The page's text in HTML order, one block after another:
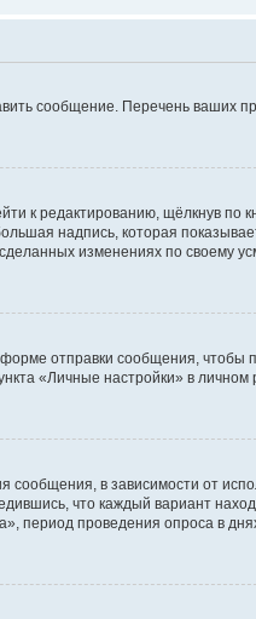
сообщение. Перечень ваших
к редактированию, щёлкнув по
надпись, которая
изменениях по своему
отправки сообщения, чтобы
«Личные настройки» в личном
в зависимости от
что каждый вариант
период проведения опроса в